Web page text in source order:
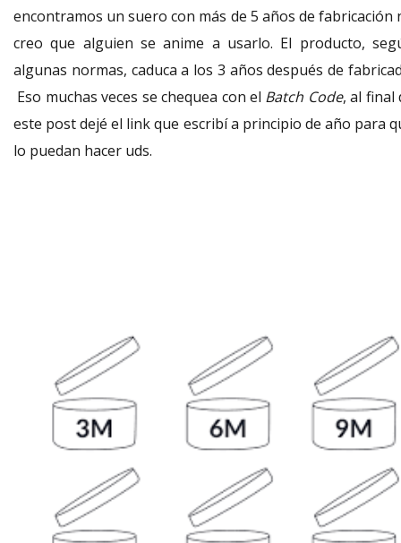
encontramos un suero con más de 5 años de fabricación
creo que alguien se anime a usarlo. El producto,
algunas normas, caduca a los 3 años después de
Eso muchas veces se chequea con el Batch Code, al final
este post dejé el link que escribía principio de año para
lo puedan hacer uds.